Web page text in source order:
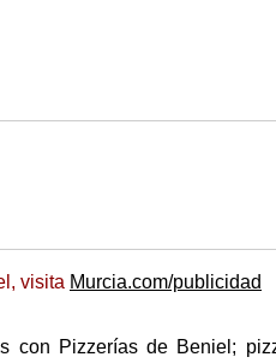
visita Murcia.com/publicidad
con Pizzerías de Beniel;